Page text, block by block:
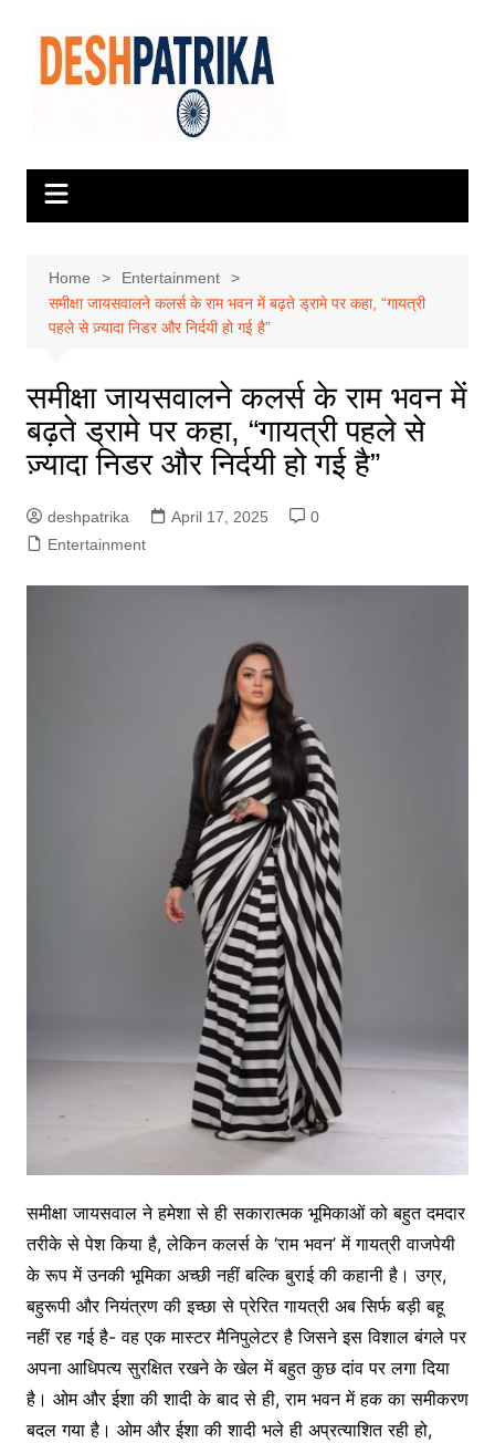
content
Home
Entertainment
समीक्षा जायसवालने कलर्स के राम भवन में बढ़ते ड्रामे पर कहा, “गायत्री
पहले से ज़्यादा निडर और निर्दयी हो गई है”
समीक्षा जायसवालने कलर्स के राम भवन में
बढ़ते ड्रामे पर कहा, “गायत्री पहले से
ज़्यादा निडर और निर्दयी हो गई है”
deshpatrika April 17, 2025
0
Entertainment
समीक्षा जायसवाल ने हमेशा से ही सकारात्मक भूमिकाओं को बहुत दमदार
तरीके से पेश किया है, लेकिन कलर्स के ‘राम भवन’ में गायत्री वाजपेयी
के रूप में उनकी भूमिका अच्छी नहीं बल्कि बुराई की कहानी है। उग्र,
बहुरूपी और नियंत्रण की इच्छा से प्रेरित गायत्री अब सिर्फ बड़ी बहू
नहीं रह गई है- वह एक मास्टर मैनिपुलेटर है जिसने इस विशाल बंगले पर
अपना आधिपत्य सुरक्षित रखने के खेल में बहुत कुछ दांव पर लगा दिया
है। ओम और ईशा की शादी के बाद से ही, राम भवन में हक का समीकरण
बदल गया है। ओम और ईशा की शादी भले ही अप्रत्याशित रही हो,